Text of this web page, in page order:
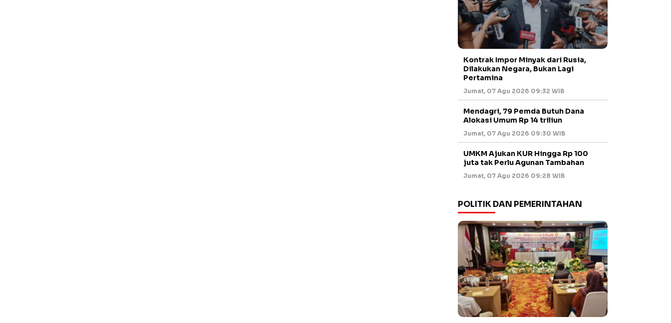
Kontrak Impor Minyak dari Rusia,
Dilakukan Negara, Bukan Lagi
Pertamina
Jumat, 07 Agu 2026 09:32 WIB
Mendagri, 79 Pemda Butuh Dana
Alokasi Umum Rp 14 triliun
Jumat, 07 Agu 2026 09:30 WIB
UMKM Ajukan KUR Hingga Rp 100
juta tak Perlu Agunan Tambahan
Jumat, 07 Agu 2026 09:28 WIB
POLITIK DAN PEMERINTAHAN